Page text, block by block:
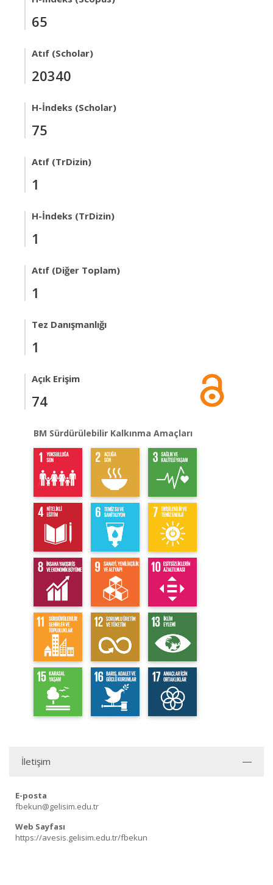
65
Atıf (Scholar)
20340
H-İndeks (Scholar)
75
Atıf (TrDizin)
1
H-İndeks (TrDizin)
1
Atıf (Diğer Toplam)
1
Tez Danışmanlığı
1
Açık Erişim
74
BM Sürdürülebilir Kalkınma Amaçları
İletişim
E-posta
fbekun@gelisim.edu.tr
Web Sayfası
https://avesis.gelisim.edu.tr/fbekun